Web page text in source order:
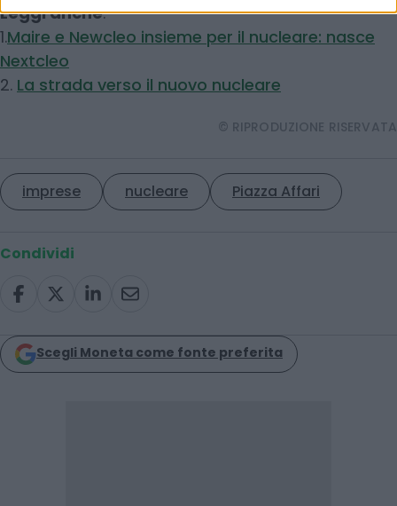
Leggi anche:
1.Maire e Newcleo insieme per il nucleare: nasce
Nextcleo
2. La strada verso il nuovo nucleare
© RIPRODUZIONE RISERVATA
imprese nucleare Piazza Affari
Condividi
Scegli Moneta come fonte preferita